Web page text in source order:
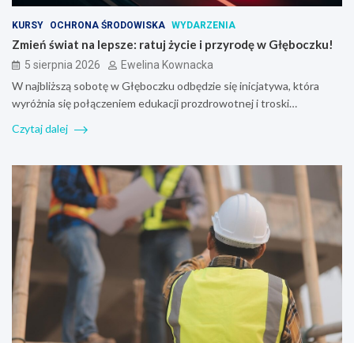
KURSY OCHRONA ŚRODOWISKA WYDARZENIA
Zmień świat na lepsze: ratuj życie i przyrodę w Głęboczku!
5 sierpnia 2026 Ewelina Kownacka
W najbliższą sobotę w Głęboczku odbędzie się inicjatywa, która
wyróżnia się połączeniem edukacji prozdrowotnej i troski…
Czytaj dalej